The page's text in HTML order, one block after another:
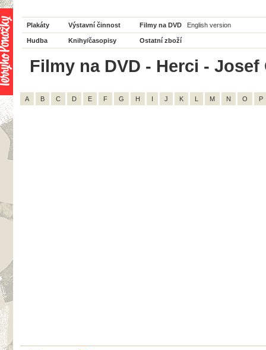
Plakáty Výstavní činnost Filmy na DVD English version
Hudba Knihy/časopisy Ostatní zboží
Filmy na DVD - Herci -
A B C D E F G H I J K L M N O P